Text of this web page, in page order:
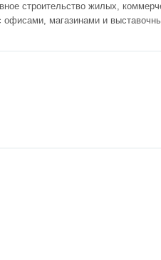
строительство жилых,
офисами, магазинами и